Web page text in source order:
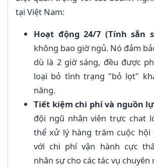
tại Việt Nam:
Hoạt động 24/7 (Tính sẵn
không bao giờ ngủ. Nó đảm
dù là 2 giờ sáng, đều được
loại bỏ tình trạng "bỏ lọt"
năng.
Tiết kiệm chi phí và nguồn
đội ngũ nhân viên trực chat
thể xử lý hàng trăm cuộc hội
với chi phí vận hành cực
nhân sự cho các tác vụ chuyên